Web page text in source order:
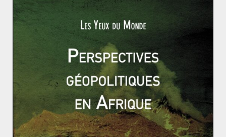
Désormais, c’est plus le nationalisme nucléaire qui
prime. Comme l’a expliqué Bruno Tertrais (directeur
adjoint de la Fondation pour la recherche stratégique) à
plusieurs occasions, les programmes nucléaires sont
désormais perçus comme un «atout au service des
projets de puissance et d’influence »
(1). Aux yeux de ces
dirigeants, il vaut mieux posséder des armes nucléaires
– même une moindre quantité – pour dissuader toute
attaque plutôt que de l’abandonner. Seul un
engagement simultané de toutes les puissances
nucléaires pourrait fonctionner, si et seulement si, les